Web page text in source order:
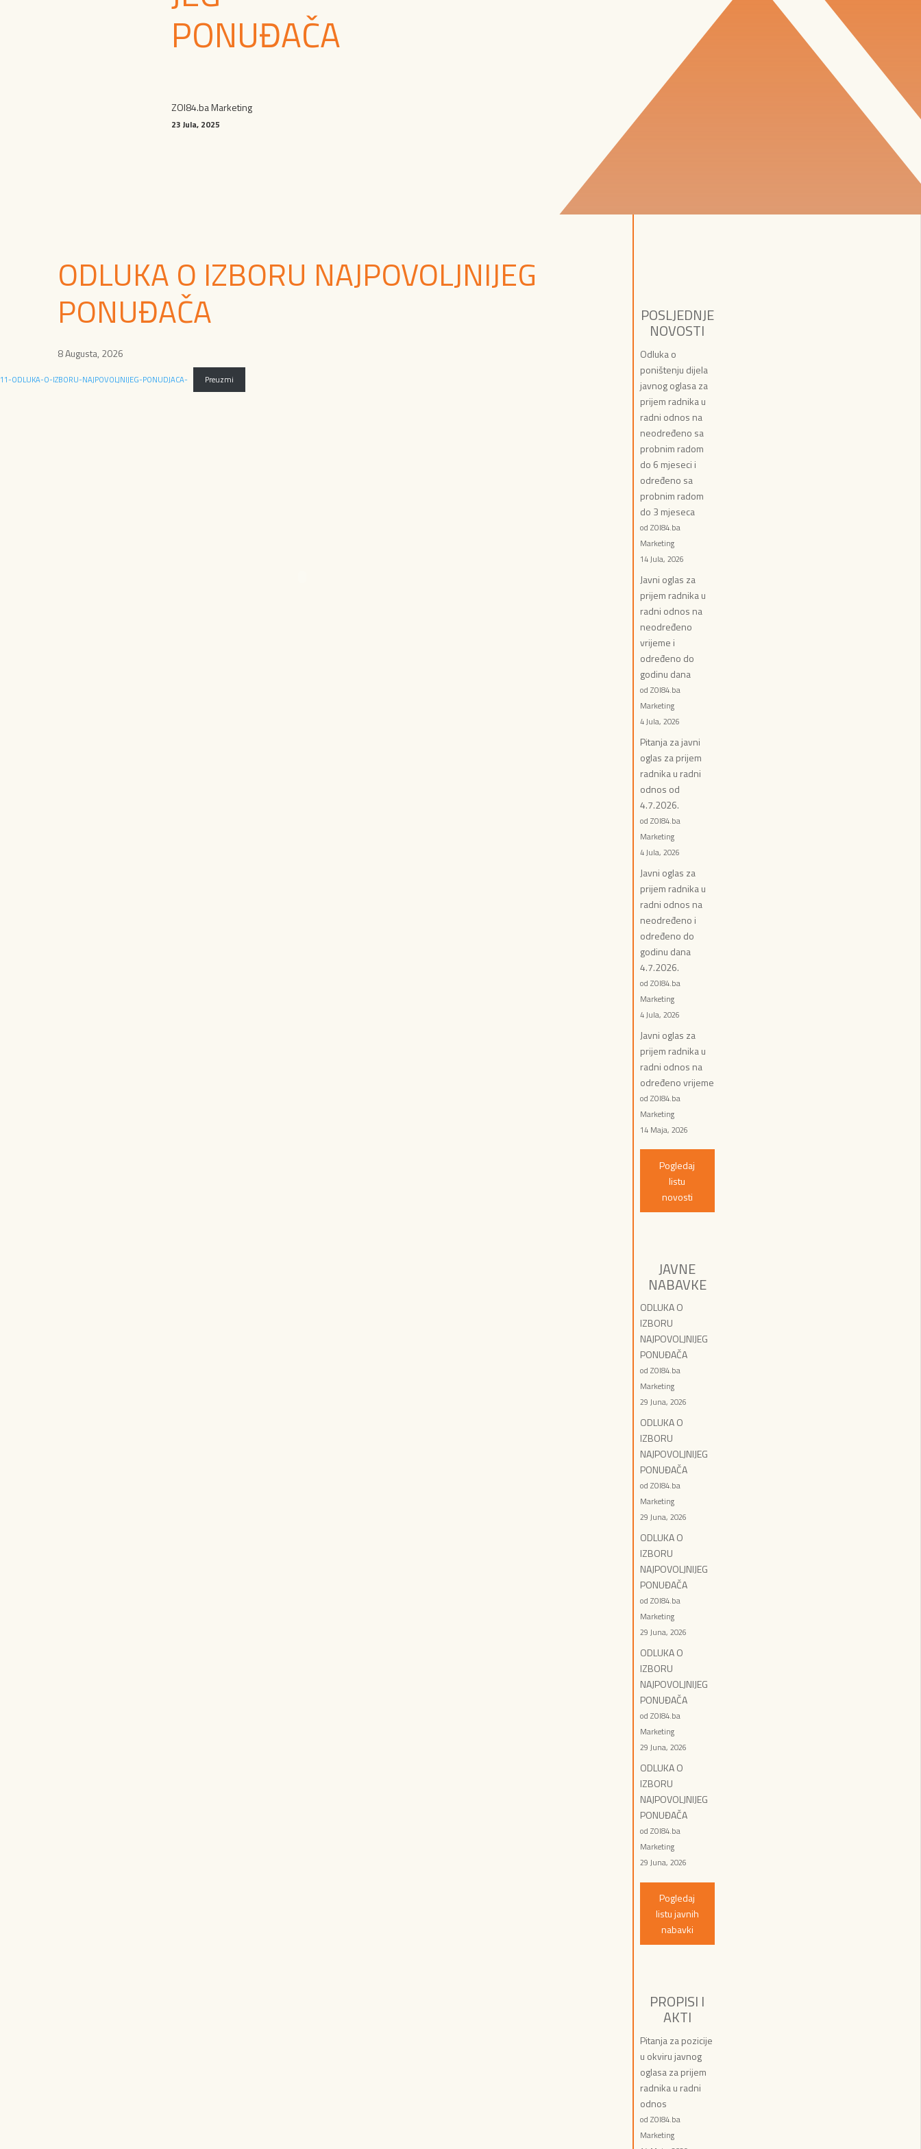
PONUĐAČA
ZOI84.ba Marketing
23 Jula, 2025
ODLUKA O IZBORU NAJPOVOLJNIJEG
PONUĐAČA
8 Augusta, 2026
11-ODLUKA-O-IZBORU-NAJPOVOLJNIJEG-PONUDJACA- Preuzmi
POSLJEDNJE
NOVOSTI
Odluka o
poništenju dijela
javnog oglasa za
prijem radnika u
radni odnos na
neodređeno sa
probnim radom
do 6 mjeseci i
određeno sa
probnim radom
do 3 mjeseca
od ZOI84.ba
Marketing
14 Jula, 2026
Javni oglas za
prijem radnika u
radni odnos na
neodređeno
vrijeme i
određeno do
godinu dana
od ZOI84.ba
Marketing
4 Jula, 2026
Pitanja za javni
oglas za prijem
radnika u radni
odnos od
4.7.2026.
od ZOI84.ba
Marketing
4 Jula, 2026
Javni oglas za
prijem radnika u
radni odnos na
neodređeno i
određeno do
godinu dana
4.7.2026.
od ZOI84.ba
Marketing
4 Jula, 2026
Javni oglas za
prijem radnika u
radni odnos na
određeno vrijeme
od ZOI84.ba
Marketing
14 Maja, 2026
Pogledaj
listu
novosti
JAVNE
NABAVKE
ODLUKA O
IZBORU
NAJPOVOLJNIJEG
PONUĐAČA
od ZOI84.ba
Marketing
29 Juna, 2026
ODLUKA O
IZBORU
NAJPOVOLJNIJEG
PONUĐAČA
od ZOI84.ba
Marketing
29 Juna, 2026
ODLUKA O
IZBORU
NAJPOVOLJNIJEG
PONUĐAČA
od ZOI84.ba
Marketing
29 Juna, 2026
ODLUKA O
IZBORU
NAJPOVOLJNIJEG
PONUĐAČA
od ZOI84.ba
Marketing
29 Juna, 2026
ODLUKA O
IZBORU
NAJPOVOLJNIJEG
PONUĐAČA
od ZOI84.ba
Marketing
29 Juna, 2026
Pogledaj
listu javnih
nabavki
PROPISI I
AKTI
Pitanja za pozicije
u okviru javnog
oglasa za prijem
radnika u radni
odnos
od ZOI84.ba
Marketing